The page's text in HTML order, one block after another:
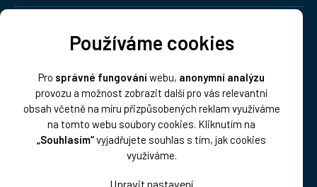
Používáme cookies
Pro správné fungováníwebu, anonymní analýzu
provozu a možnost zobrazit další pro vás relevantní
obsah včetně na míru přizpůsobených reklam využíváme
na tomto webu soubory cookies. Kliknutím na
„Souhlasím“vyjadřujete souhlas s tím, jak cookies
využíváme.
Platba: